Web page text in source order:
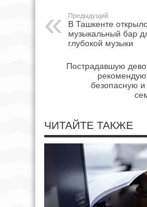
Предыдущий
В Ташкенте
музыкальный бар
глубокой музыки
Пострадавшую
безопасную
ЧИТАЙТЕ ТАКЖЕ